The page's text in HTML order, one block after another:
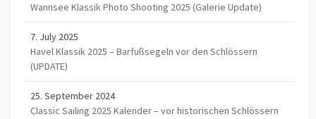
Wannsee Klassik Photo Shooting 2025 (Galerie Update)
7. July 2025
Havel Klassik 2025 – Barfußsegeln vor den Schlössern
(UPDATE)
25. September 2024
Classic Sailing 2025 Kalender – vor historischen Schlössern